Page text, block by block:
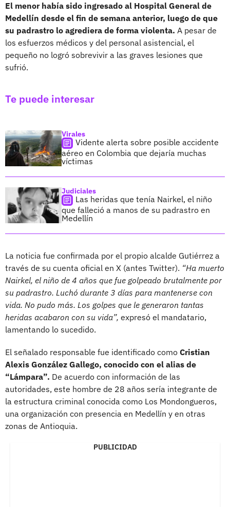
El menor había sido ingresado al Hospital General de
Medellín desde el fin de semana anterior, luego de que
su padrastro lo agrediera de forma violenta. A pesar de
los esfuerzos médicos y del personal asistencial, el
pequeño no logró sobrevivir a las graves lesiones que
sufrió.
Te puede interesar
Virales
Vidente alerta sobre posible accidente
aéreo en Colombia que dejaría muchas
víctimas
Judiciales
Las heridas que tenía Nairkel, el niño
que falleció a manos de su padrastro en
Medellín
La noticia fue confirmada por el propio alcalde Gutiérrez a
través de su cuenta oficial en X (antes Twitter). “Ha muerto
Nairkel, el niño de 4 años que fue golpeado brutalmente por
su padrastro. Luchó durante 3 días para mantenerse con
vida. No pudo más. Los golpes que le generaron tantas
heridas acabaron con su vida”, expresó el mandatario,
lamentando lo sucedido.
El señalado responsable fue identificado como Cristian
Alexis González Gallego, conocido con el alias de
“Lámpara”. De acuerdo con información de las
autoridades, este hombre de 28 años sería integrante de
la estructura criminal conocida como Los Mondongueros,
una organización con presencia en Medellín y en otras
zonas de Antioquia.
PUBLICIDAD